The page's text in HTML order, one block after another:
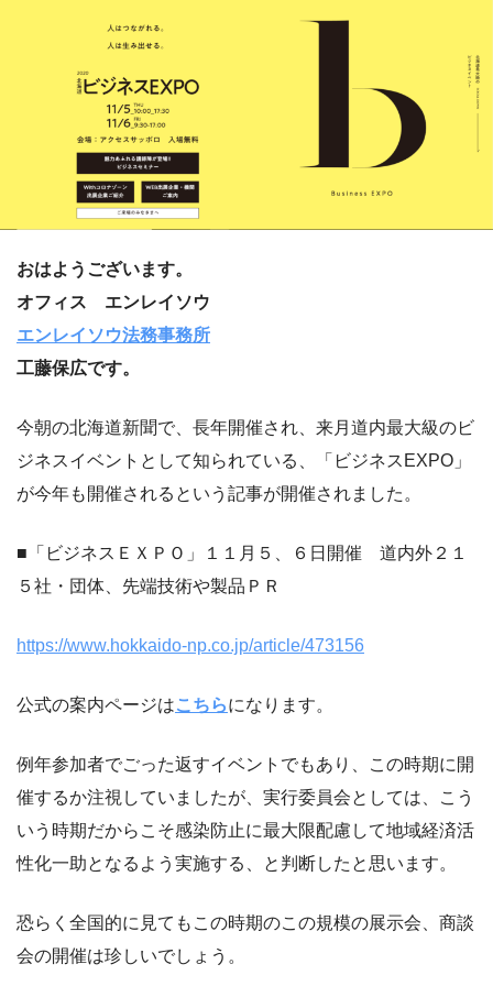
おはようございます。
オフィス エンレイソウ
エンレイソウ法務事務所
工藤保広です。
今朝の北海道新聞で、長年開催され、来月道内最大級のビ
ジネスイベントとして知られている、「ビジネスEXPO」
が今年も開催されるという記事が開催されました。
■「ビジネスＥＸＰＯ」１１月５、６日開催 道内外２１
５社・団体、先端技術や製品ＰＲ
https://www.hokkaido-np.co.jp/article/473156
公式の案内ページはこちらになります。
例年参加者でごった返すイベントでもあり、この時期に開
催するか注視していましたが、実行委員会としては、こう
いう時期だからこそ感染防止に最大限配慮して地域経済活
性化一助となるよう実施する、と判断したと思います。
恐らく全国的に見てもこの時期のこの規模の展示会、商談
会の開催は珍しいでしょう。